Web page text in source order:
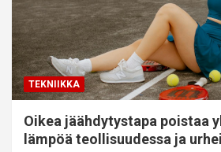
TEKNIIKKA
Oikea jäähdytystapa poistaa
lämpöä teollisuudessa ja